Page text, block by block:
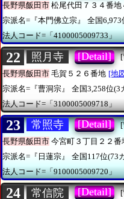
長野県飯田市 松尾代田７３４番地
宗派名=『本門佛立宗』
全国6,973
法人コード=「4100005009733」
22 照月寺 [Detail]
[
長野県飯田市 毛賀５２６番地 [地
宗派名=『曹洞宗』
全国3,258位(3
法人コード=「3100005009718」
23 常照寺 [Detail]
[
長野県飯田市 今宮町３丁目２２番
宗派名=『日蓮宗』
全国117位(73
法人コード=「9100005009720」
24 常信院 [Detail] [